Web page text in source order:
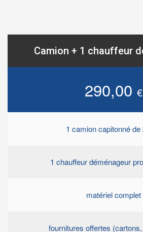
Camion + 1 chauffeur
290,00 €
1 camion capitonné de
1 chauffeur déménageur
matériel complet
fournitures offertes